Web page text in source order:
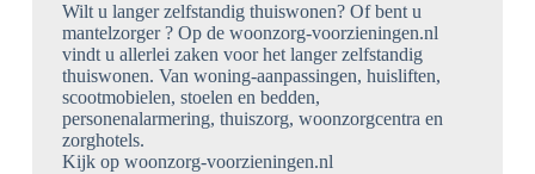
Wilt u langer zelfstandig thuiswonen? Of bent u
mantelzorger ? Op de woonzorg-voorzieningen.nl
vindt u allerlei zaken voor het langer zelfstandig
thuiswonen. Van woning-aanpassingen, huisliften,
scootmobielen, stoelen en bedden,
personenalarmering, thuiszorg, woonzorgcentra en
zorghotels.
Kijk op woonzorg-voorzieningen.nl